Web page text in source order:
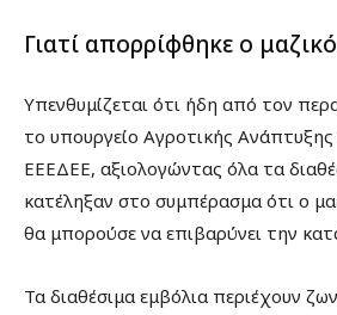
Γιατί απορρίφθηκε ο
Υπενθυμίζεται ότι ήδη από τον
το υπουργείο Αγροτικής
ΕΕΕΔΕΕ, αξιολογώντας όλα τα
κατέληξαν στο συμπέρασμα ότι ο
θα μπορούσε να επιβαρύνει την
Τα διαθέσιμα εμβόλια περιέχουν